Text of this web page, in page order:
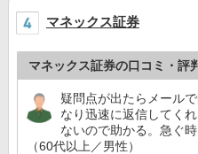
マネックス証券
マネックス証券の口コミ・評
疑問点が出たらメール
なり迅速に返信してく
ないので助かる。急ぐ
（60代以上／男性）